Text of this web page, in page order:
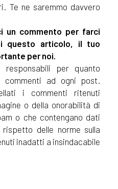
Te ne saremmo davvero
un commento per farci
questo articolo, il tuo
per noi.
per quanto
ad ogni post.
i commenti ritenuti
o della onorabilità di
o che contengano dati
delle norme sulla
inadatti a insindacabile